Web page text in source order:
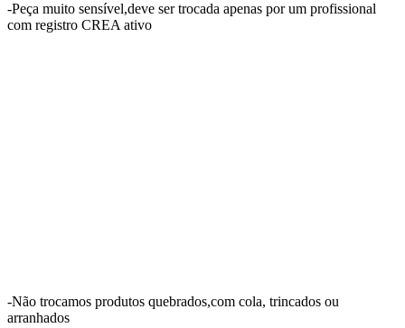
-Peça muito sensível,deve ser trocada apenas por um profissional
com registro CREA ativo
-Não trocamos produtos quebrados,com cola, trincados ou
arranhados